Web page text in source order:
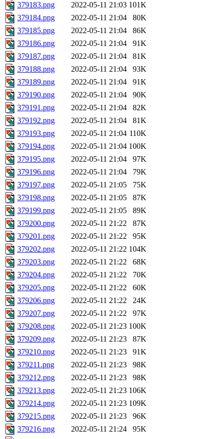
379183.png
2022-05-11 21:03 101K
379184.png
2022-05-11 21:04
80K
379185.png
2022-05-11 21:04
86K
379186.png
2022-05-11 21:04
91K
379187.png
2022-05-11 21:04
81K
379188.png
2022-05-11 21:04
93K
379189.png
2022-05-11 21:04
91K
379190.png
2022-05-11 21:04
90K
379191.png
2022-05-11 21:04
82K
379192.png
2022-05-11 21:04
81K
379193.png
2022-05-11 21:04 110K
379194.png
2022-05-11 21:04 100K
379195.png
2022-05-11 21:04
97K
379196.png
2022-05-11 21:04
79K
379197.png
2022-05-11 21:05
75K
379198.png
2022-05-11 21:05
87K
379199.png
2022-05-11 21:05
89K
379200.png
2022-05-11 21:22
87K
379201.png
2022-05-11 21:22
95K
379202.png
2022-05-11 21:22 104K
379203.png
2022-05-11 21:22
68K
379204.png
2022-05-11 21:22
70K
379205.png
2022-05-11 21:22
60K
379206.png
2022-05-11 21:22
24K
379207.png
2022-05-11 21:22
97K
379208.png
2022-05-11 21:23 100K
379209.png
2022-05-11 21:23
87K
379210.png
2022-05-11 21:23
91K
379211.png
2022-05-11 21:23
98K
379212.png
2022-05-11 21:23
98K
379213.png
2022-05-11 21:23 106K
379214.png
2022-05-11 21:23 109K
379215.png
2022-05-11 21:23
96K
379216.png
2022-05-11 21:24
95K